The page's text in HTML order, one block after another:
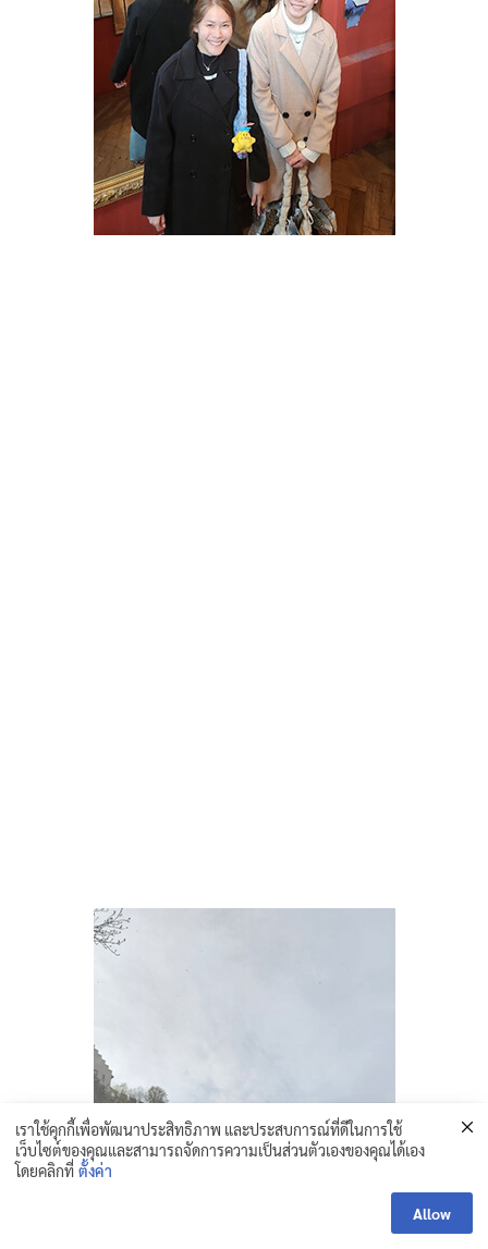
เราใช้คุกกี้เพื่อพัฒนาประสิทธิภาพ และประสบการณ์ที่ดีในการใช้
เว็บไซต์ของคุณและสามารถจัดการความเป็นส่วนตัวเองของคุณได้เอง
โดยคลิกที่ ตั้งค่า
Allow